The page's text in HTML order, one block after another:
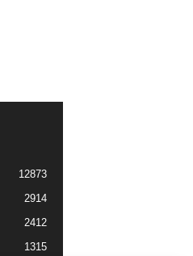
12873
2914
2412
1315